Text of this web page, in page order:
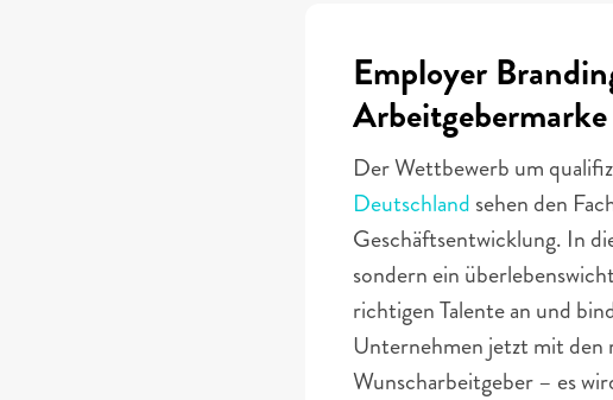
Employer
Arbeitgebermarke
Der Wettbewerb um
Deutschland sehen den
Geschäftsentwicklung. In
sondern ein
richtigen Talente an und
Unternehmen jetzt mit den
Wunscharbeitgeber – es